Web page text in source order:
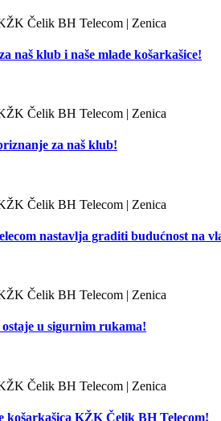
Čelik BH Telecom | Zenica
naš klub i naše mlade košarkašice!
Čelik BH Telecom | Zenica
za naš klub!
Čelik BH Telecom | Zenica
nastavlja graditi budućnost na
Čelik BH Telecom | Zenica
u sigurnim rukama!
Čelik BH Telecom | Zenica
košarkašica KŽK Čelik BH Telecom!